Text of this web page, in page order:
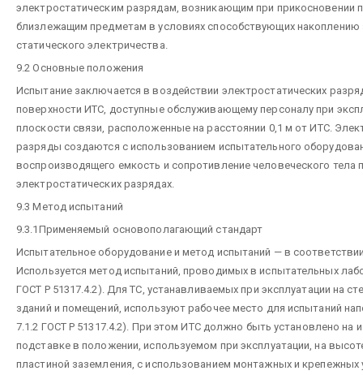
электростатическим разрядам, возникающим при прикосновении
близлежащим предметам в условиях способствующих накоплению
статического электричества.
9.2 Основные положения
Испытание заключается в воздействии электростатических
поверхности ИТС, доступные обслуживающему персоналу при
плоскости связи, расположенные на расстоянии 0,1 м от ИТС.
разряды создаются с использованием испытательного
воспроизводящего емкость и сопротивление человеческого тела
электростатических разрядах.
9.3 Метод испытаний
9.3.1Применяемый основополагающий стандарт
Испытательное оборудование и метод испытаний — в
Используется метод испытаний, проводимых в испытательных
ГОСТ Р 51317.4.2). Для ТС, устанавливаемых при эксплуатации на
зданий и помещений, используют рабочее место для испытаний
7.1.2 ГОСТ Р 51317.4.2). При этом ИТС должно быть установлено на
подставке в положении, используемом при эксплуатации, на
пластиной заземления, с использованием монтажных и крепежных